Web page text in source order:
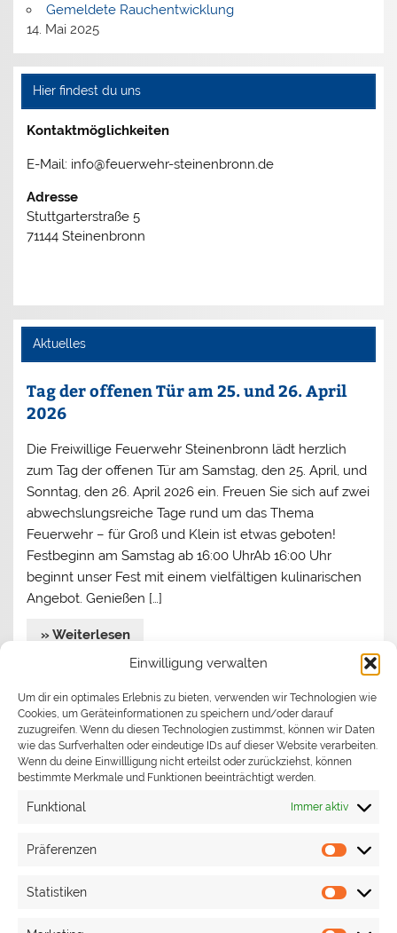
Einwilligung verwalten
Um dir ein optimales Erlebnis zu bieten, verwenden wir Technologien wie
Cookies, um Geräteinformationen zu speichern und/oder darauf
zuzugreifen. Wenn du diesen Technologien zustimmst, können wir Daten
wie das Surfverhalten oder eindeutige IDs auf dieser Website verarbeiten.
Wenn du deine Einwillligung nicht erteilst oder zurückziehst, können
bestimmte Merkmale und Funktionen beeinträchtigt werden.
Funktional Immer aktiv
Präferenzen
Statistiken
Gemeldete Rauchentwicklung
14. Mai 2025
Hier findest du uns
Kontaktmöglichkeiten
E-Mail: info@feuerwehr-steinenbronn.de
Adresse
Stuttgarterstraße 5
71144 Steinenbronn
Aktuelles
Tag der offenen Tür am 25. und 26. April
2026
Die Freiwillige Feuerwehr Steinenbronn lädt herzlich
zum Tag der offenen Tür am Samstag, den 25. April, und
Sonntag, den 26. April 2026 ein. Freuen Sie sich auf zwei
abwechslungsreiche Tage rund um das Thema
Feuerwehr – für Groß und Klein ist etwas geboten!
Festbeginn am Samstag ab 16:00 UhrAb 16:00 Uhr
beginnt unser Fest mit einem vielfältigen kulinarischen
Angebot. Genießen […]
» Weiterlesen
Jahreshauptversammlung 2026
Begrüßen durfte Kommandant Stefan Turata
Bürgermeister Ronny Habakuk und seine Assistentin
Judith Epp, die Gemeinderäte Ingrid Brauner, Margit
waren Roland Kißling, Frank Luz, Giovanni Sena und
Kreisfeuerwehrverbandsvorsitzende Markus Priesching,
Vertreter der Nachbarwehren aus Hildrizhausen,